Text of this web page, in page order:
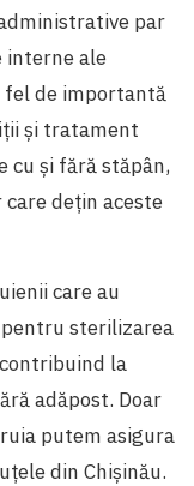
par
interne ale
fel de importantă
și tratament
cu și fără stăpân,
dețin aceste
care au
pentru sterilizarea
la
adăpost. Doar
putem asigura
din Chișinău.